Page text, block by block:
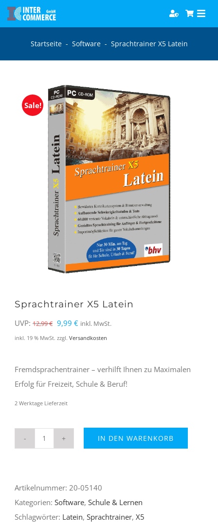
Zum
Inhalt
Software
Bücher
Hörbücher
Startseite- Software- Sprachtrainer X5 Latein
Sale!
Sprachtrainer X5 Latein
UVP: 12,99€ Ursprünglicher
Preis
12,99 €
9,99 €Aktueller
Preis
9,99 €.
inkl. MwSt.
inkl. 19 % MwSt. zzgl. Versandkosten
Fremdsprachentrainer – verhilft Ihnen zu Maximalen
Erfolg für Freizeit, Schule & Beruf!
2 Werktage Lieferzeit
Menge
IN DEN WARENKORB
Artikelnummer: 20-05140
Kategorien: Software, Schule & Lernen
Schlagwörter: Latein, Sprachtrainer, X5